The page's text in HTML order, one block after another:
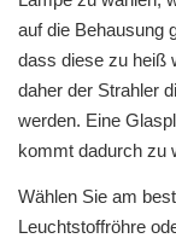
auf die Behausung
dass diese zu heiß
daher der Strahler
werden. Eine
kommt dadurch zu
Wählen Sie am
Leuchtstoffröhre